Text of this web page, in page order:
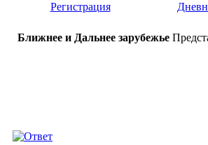
Регистрация
Ближнее и Дальнее зарубежье